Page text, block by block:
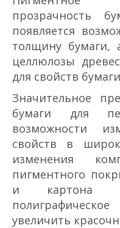
прозрачность
появляется
толщину бумаги,
целлюлозы
для свойств
Значительное
бумаги для
возможности
свойств в
изменения
пигментного
и картона
увеличить